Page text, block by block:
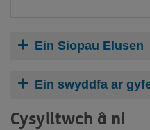
Ein Siopau Elusen
Ein swyddfa ar
Cysylltwch â ni